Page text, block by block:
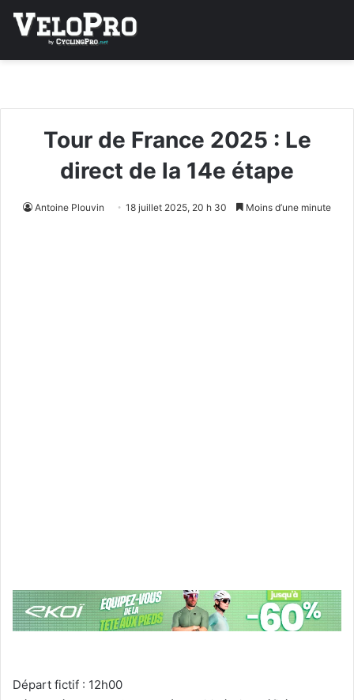
Tour de France 2025 : Le
direct de la 14e étape
Antoine Plouvin 18 juillet 2025, 20 h 30 Moins d’une minute
Départ fictif : 12h00